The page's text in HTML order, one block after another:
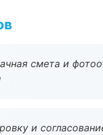
смета и
и